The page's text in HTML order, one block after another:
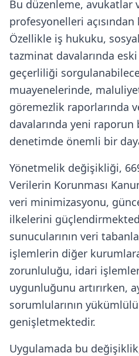
Bu düzenleme, avukatlar
profesyonelleri
Özellikle iş hukuku,
tazminat davalarında
geçerliliği
muayenelerinde,
göremezlik raporlarında
davalarında yeni raporun
denetimde önemli bir
Yönetmelik değişikliği,
Verilerin Korunması
veri minimizasyonu,
ilkelerini
sunucularının veri
işlemlerin diğer kurumlara
zorunluluğu, idari
uygunluğunu artırırken,
sorumlularının
genişletmektedir.
Uygulamada bu